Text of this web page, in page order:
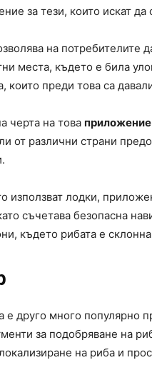
за тези, които искат
на потребителите
места, където е била
които преди това са
черта на това приложение
от различни страни
използват лодки,
съчетава безопасна
където рибата е
е друго много популярно
за подобряване на
на риба и